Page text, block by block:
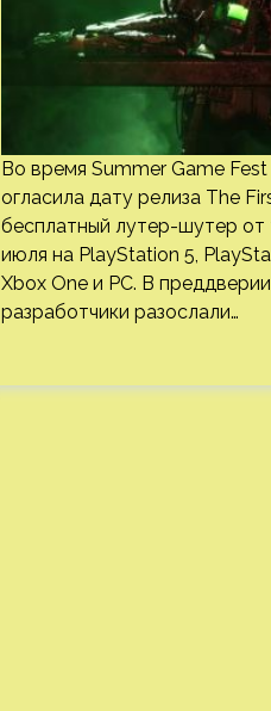
Во время Summer Game Fest
огласила дату релиза The
бесплатный лутер-шутер от
июля на PlayStation 5,
Xbox One и PC. В
разработчики разослали…